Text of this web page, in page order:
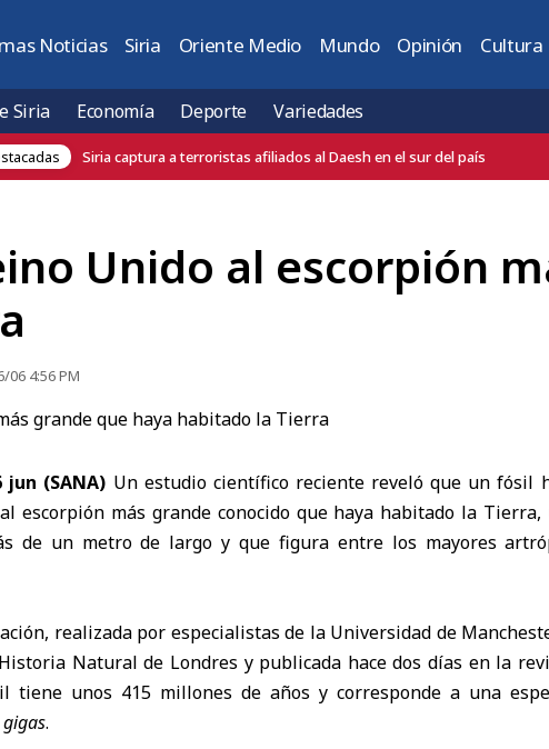
Noticias Siria Oriente Medio Mundo Opinión Cultura
Siria Economía Deporte Variedades
Puerto de Tartús recibe ganado de Brasil y España destinado a países
Unido al escorpión
06 4:56 PM
jun (SANA) Un estudio científico reciente reveló que un fósil
escorpión más grande conocido que haya habitado la
de un metro de largo y que figura entre los mayores
realizada por especialistas de la Universidad de
Natural de Londres y publicada hace dos días en la
tiene unos 415 millones de años y corresponde a una
.